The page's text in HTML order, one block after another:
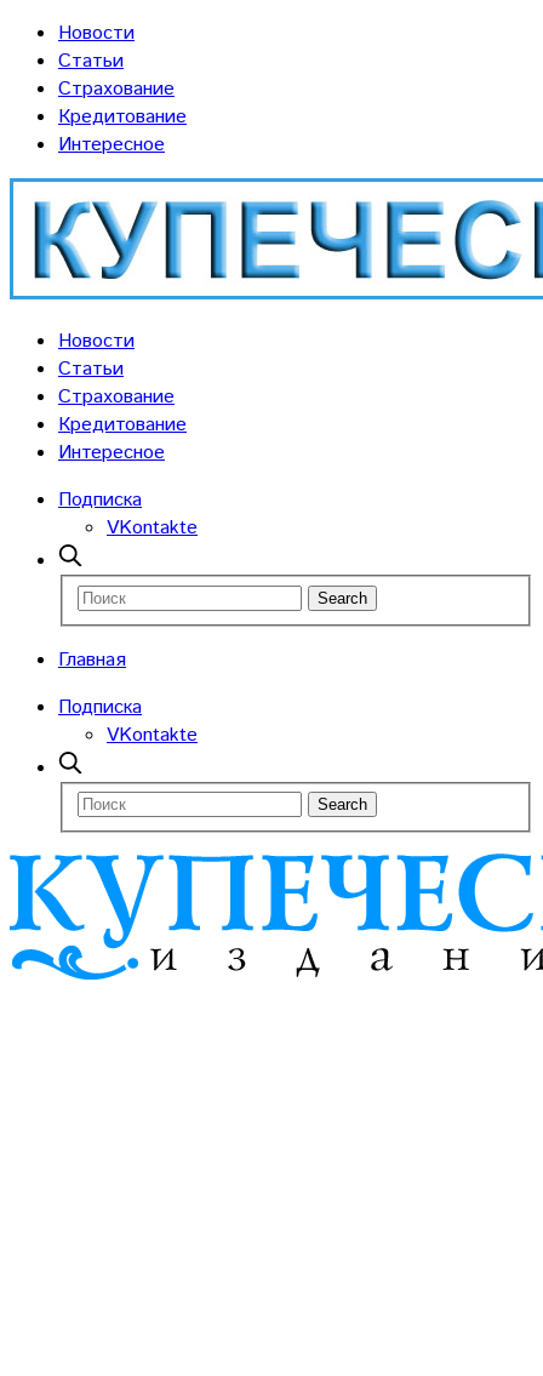
Новости
Статьи
Страхование
Кредитование
Интересное
Новости
Статьи
Страхование
Кредитование
Интересное
Подписка
VKontakte
Главная
Подписка
VKontakte